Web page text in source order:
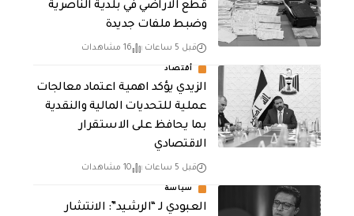
قطع الاراضي في بلدية الناصرية
وضبط ملفات جديدة
قبل 5 ساعات 16 مشاهدات
أقتصاد
الزيدي يؤكد اهمية اعتماد معالجات
عملية للتحديات المالية والنقدية
بما يحافظ على الاستقرار
الاقتصادي
قبل 5 ساعات 10 مشاهدات
سياسة
العبودي لـ “الرشيد”: الانتشار